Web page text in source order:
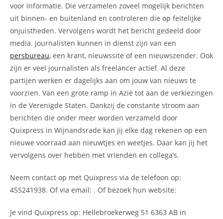
voor informatie. Die verzamelen zoveel mogelijk berichten
uit binnen- en buitenland en controleren die op feitelijke
onjuistheden. Vervolgens wordt het bericht gedeeld door
media. journalisten kunnen in dienst zijn van een
persbureau, een krant, nieuwssite of een nieuwszender. Ook
zijn er veel journalisten als freelancer actief. Al deze
partijen werken er dagelijks aan om jouw van nieuws te
voorzien. Van een grote ramp in Azië tot aan de verkiezingen
in de Verenigde Staten. Dankzij de constante stroom aan
berichten die onder meer worden verzameld door
Quixpress in Wijnandsrade kan jij elke dag rekenen op een
nieuwe voorraad aan nieuwtjes en weetjes. Daar kan jij het
vervolgens over hebben met vrienden en collega’s.
Neem contact op met Quixpress via de telefoon op:
455241938. Of via email: . Of bezoek hun website:
Je vind Quixpress op: Hellebroekerweg 51 6363 AB in